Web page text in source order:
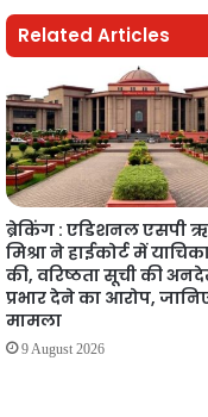
Related Articles
ब्रेकिंग : एडिशनल एसपी
मिश्रा ने हाईकोर्ट में
की, वरिष्ठता सूची की
प्रभार देने का आरोप,
मामला
9 August 2026